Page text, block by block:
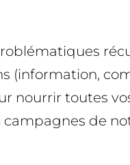
(information,
nourrir toutes
campagnes de